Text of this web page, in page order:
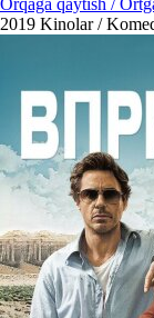
Orqaga qaytish /
2019 Kinolar /